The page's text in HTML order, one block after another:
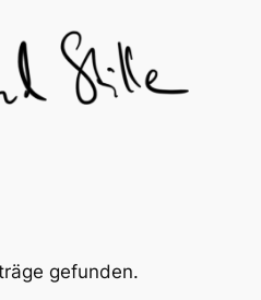
gefunden.